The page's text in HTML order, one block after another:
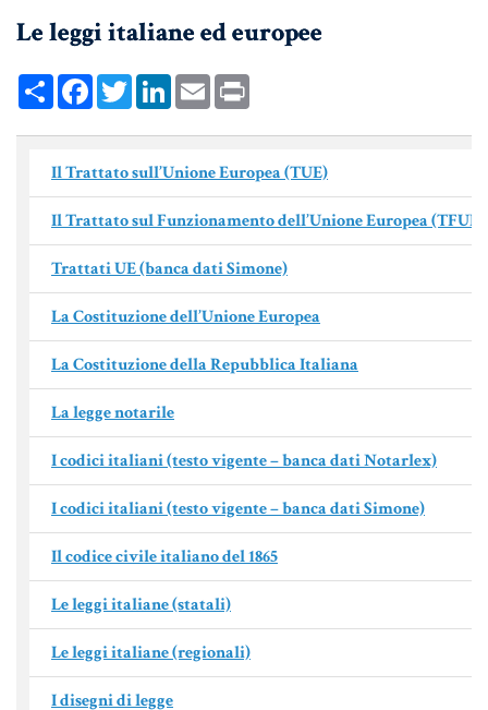
UNIONI CIVILI & CONVIVENZE
EREDITÀ & TESTAMENTO
TESTAMENTO DI VITA
Donazioni, Trust, Tutela del
Patrimonio
DONAZIONI
PATTO DI FAMIGLIA
TRUST E AFFIDAMENTO FIDUCIARIO
TUTELA DEL PATRIMONIO
Aziende e società
AZIENDA & SOCIETÀ
CONTRATTO DI RETE
Le leggi italiane ed europee
ShareFacebookTwitterLinkedInEmail
Il Trattato sull’Unione Europea (TUE)
Il Trattato sul Funzionamento dell’Unione Europea (TFUE)
Trattati UE (banca dati Simone)
La Costituzione dell’Unione Europea
La Costituzione della Repubblica Italiana
La legge notarile
I codici italiani (testo vigente – banca dati Notarlex)
I codici italiani (testo vigente – banca dati Simone)
Il codice civile italiano del 1865
Le leggi italiane (statali)
Le leggi italiane (regionali)
I disegni di legge